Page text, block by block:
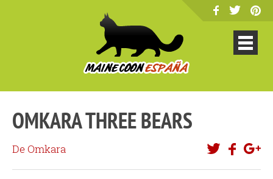
OMKARA THREE BEARS
De Omkara